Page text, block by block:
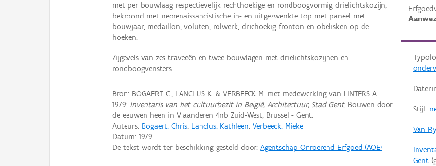
Stijl:
Van
Gent
met per bouwlaag respectievelijk rechthoekige en rondboogvormig drielichtskozijn;
bekroond met neorenaissancistische in- en uitgezwenkte top met paneel met
bouwjaar, medaillon, voluten, rolwerk, driehoekig fronton en obelisken op de
hoeken.
Zijgevels van zes traveeën en twee bouwlagen met drielichtskozijnen en
rondboogvensters.
Bron: BOGAERT C., LANCLUS K. & VERBEECK M. met medewerking van LINTERS A.
1979: Inventaris van het cultuurbezit in België, Architectuur, Stad Gent, Bouwen door
de eeuwen heen in Vlaanderen 4nb Zuid-West, Brussel - Gent.
Auteurs: Bogaert, Chris; Lanclus, Kathleen;Verbeeck, Mieke
Datum:1979
De tekst wordt ter beschikking gesteld door:Agentschap Onroerend Erfgoed (AOE)